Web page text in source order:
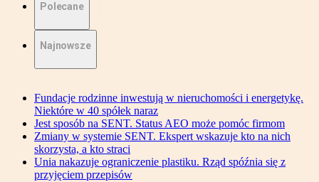
Polecane
Najnowsze
Fundacje rodzinne inwestują w nieruchomości i energetykę.
Niektóre w 40 spółek naraz
Jest sposób na SENT. Status AEO może pomóc firmom
Zmiany w systemie SENT. Ekspert wskazuje kto na nich
skorzysta, a kto straci
Unia nakazuje ograniczenie plastiku. Rząd spóźnia się z
przyjęciem przepisów